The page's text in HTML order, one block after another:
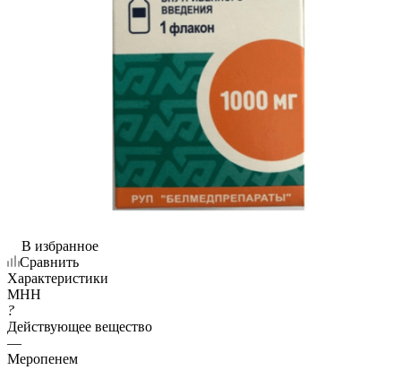
В избранное
Сравнить
Характеристики
МНН
?
Действующее вещество
—
Меропенем